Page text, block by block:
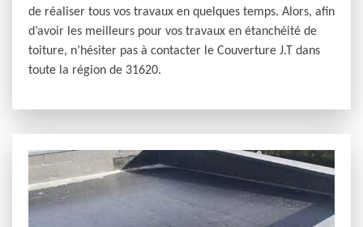
de réaliser tous vos travaux en quelques temps. Alors, afin
d’avoir les meilleurs pour vos travaux en étanchéité de
toiture, n’hésiter pas à contacter le Couverture J.T dans
toute la région de 31620.